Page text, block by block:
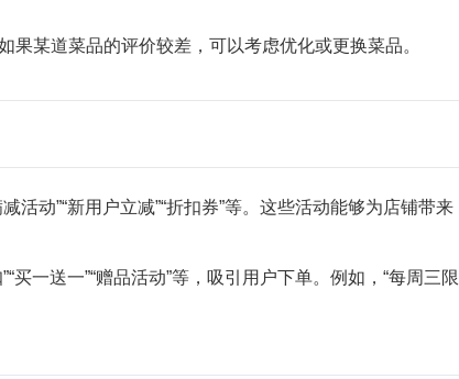
果某道菜品的评价较差，可以考虑优化或更换菜品。
活动”“新用户立减”“折扣券”等。这些活动能够为店铺带来
买一送一”“赠品活动”等，吸引用户下单。例如，“每周三限